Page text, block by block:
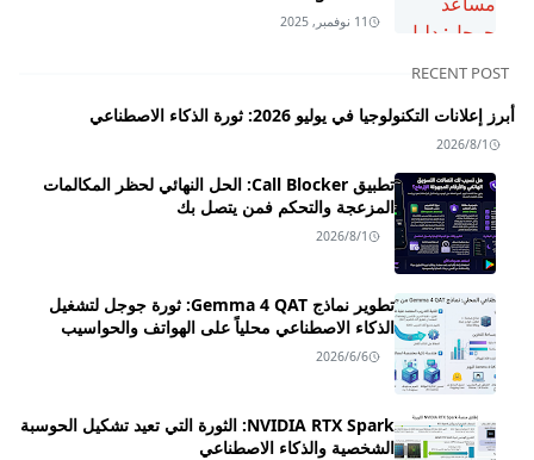
11 نوفمبر, 2025
RECENT POST
أبرز إعلانات التكنولوجيا في يوليو 2026: ثورة الذكاء الاصطناعي
2026/8/1
تطبيق Call Blocker: الحل النهائي لحظر المكالمات
المزعجة والتحكم فمن يتصل بك
2026/8/1
تطوير نماذج Gemma 4 QAT: ثورة جوجل لتشغيل
الذكاء الاصطناعي محلياً على الهواتف والحواسيب
2026/6/6
NVIDIA RTX Spark: الثورة التي تعيد تشكيل الحوسبة
الشخصية والذكاء الاصطناعي